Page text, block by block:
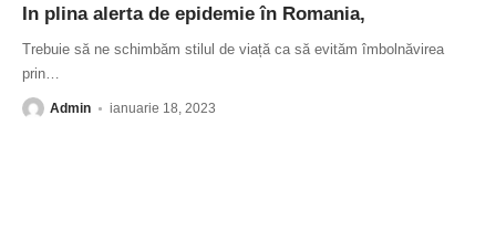
In plina alerta de epidemie în Romania,
Trebuie să ne schimbăm stilul de viață ca să evităm îmbolnăvirea
prin…
Admin ianuarie 18, 2023